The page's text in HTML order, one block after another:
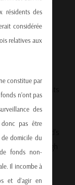
Energy
Rising
résidents des
considérée
relatives aux
constitue par
n’ont pas
des
pas être
domicile du
fonds non-
Il incombe à
et d’agir en